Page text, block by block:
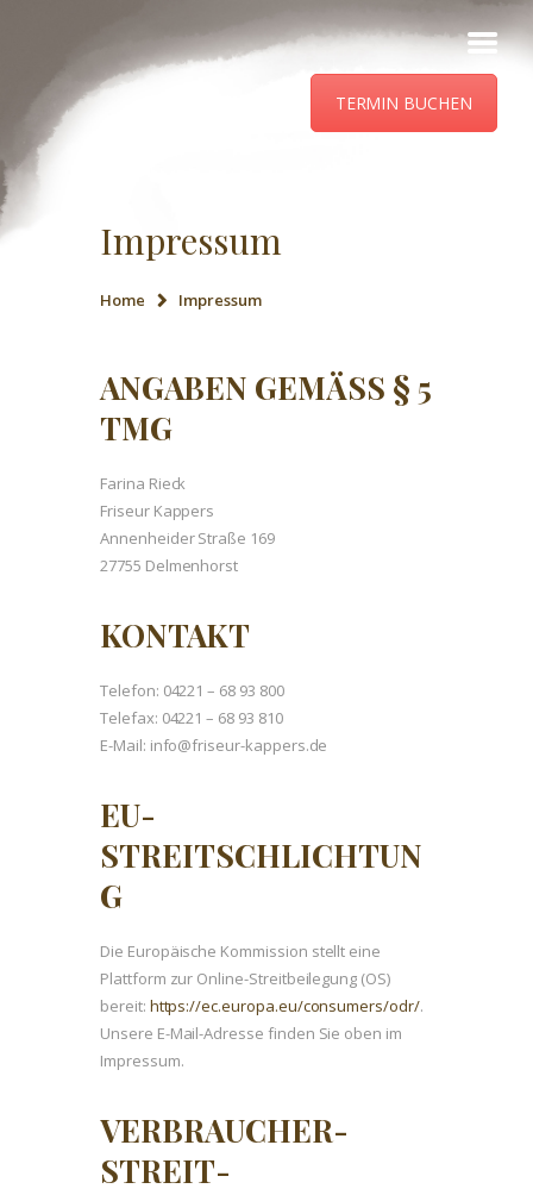
TERMIN BUCHEN
Impressum
Home Impressum
PREISE
AKTUELLES
ANGABEN GEMÄSS § 5 T
MG
Farina Rieck
Friseur Kappers
Annenheider Straße 169
27755 Delmenhorst
KONTAKT
Telefon: 04221 – 68 93 800
Telefax: 04221 – 68 93 810
E-Mail: info@friseur-kappers.de
EU-
STREITSCHLICHTUN
G
Die Europäische Kommission stellt eine
Plattform zur Online-Streitbeilegung (OS)
bereit: https://ec.europa.eu/consumers/odr/.
Unsere E-Mail-Adresse finden Sie oben im
Impressum.
VERBRAUCHER­
STREIT­